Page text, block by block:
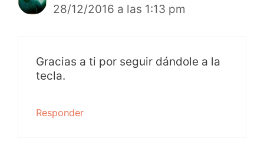
28/12/2016 a las 1:13 pm
Gracias a ti por seguir dándole a la
tecla.
Responder